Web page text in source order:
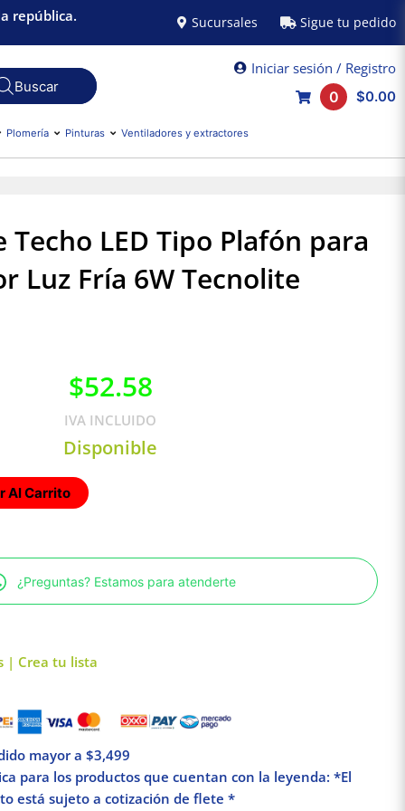
república. Sucursales Sigue tu pedido
Iniciar sesión / Registro
0
$0.00
Plomería Pinturas Ventiladores y extractores
Techo LED Tipo Plafón para
Luz Fría 6W Tecnolite
$52.58
IVA INCLUIDO
Disponible
Al Carrito
¿Preguntas? Estamos para atenderte
| Crea tu lista
mayor a $3,499
para los productos que cuentan con la leyenda: *El
está sujeto a cotización de flete *